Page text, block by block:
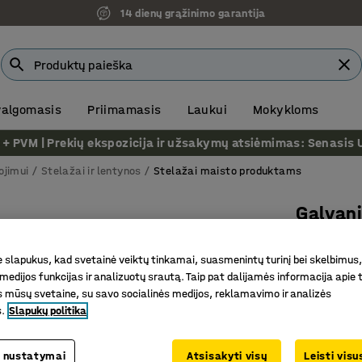
14 dienų grąžinimo garantija
Priimamasis Laukui Mokykloms
PVM | Prekių ekspozicija ir užsakymų atsiėmimas: Senasis
Stelažai ir lentynos Stelažai maisto produktams
Prekės
Maistui
slapukus, kad svetainė veiktų tinkamai, suasmenintų turinį bei
funkcijas ir analizuotų srautą. Taip pat dalijamės informacija apie
mūsų svetaine, su savo socialinės medijos, reklamavimo ir analizės
Slapukų politika
nustatymai Atsisakyti visų Leisti